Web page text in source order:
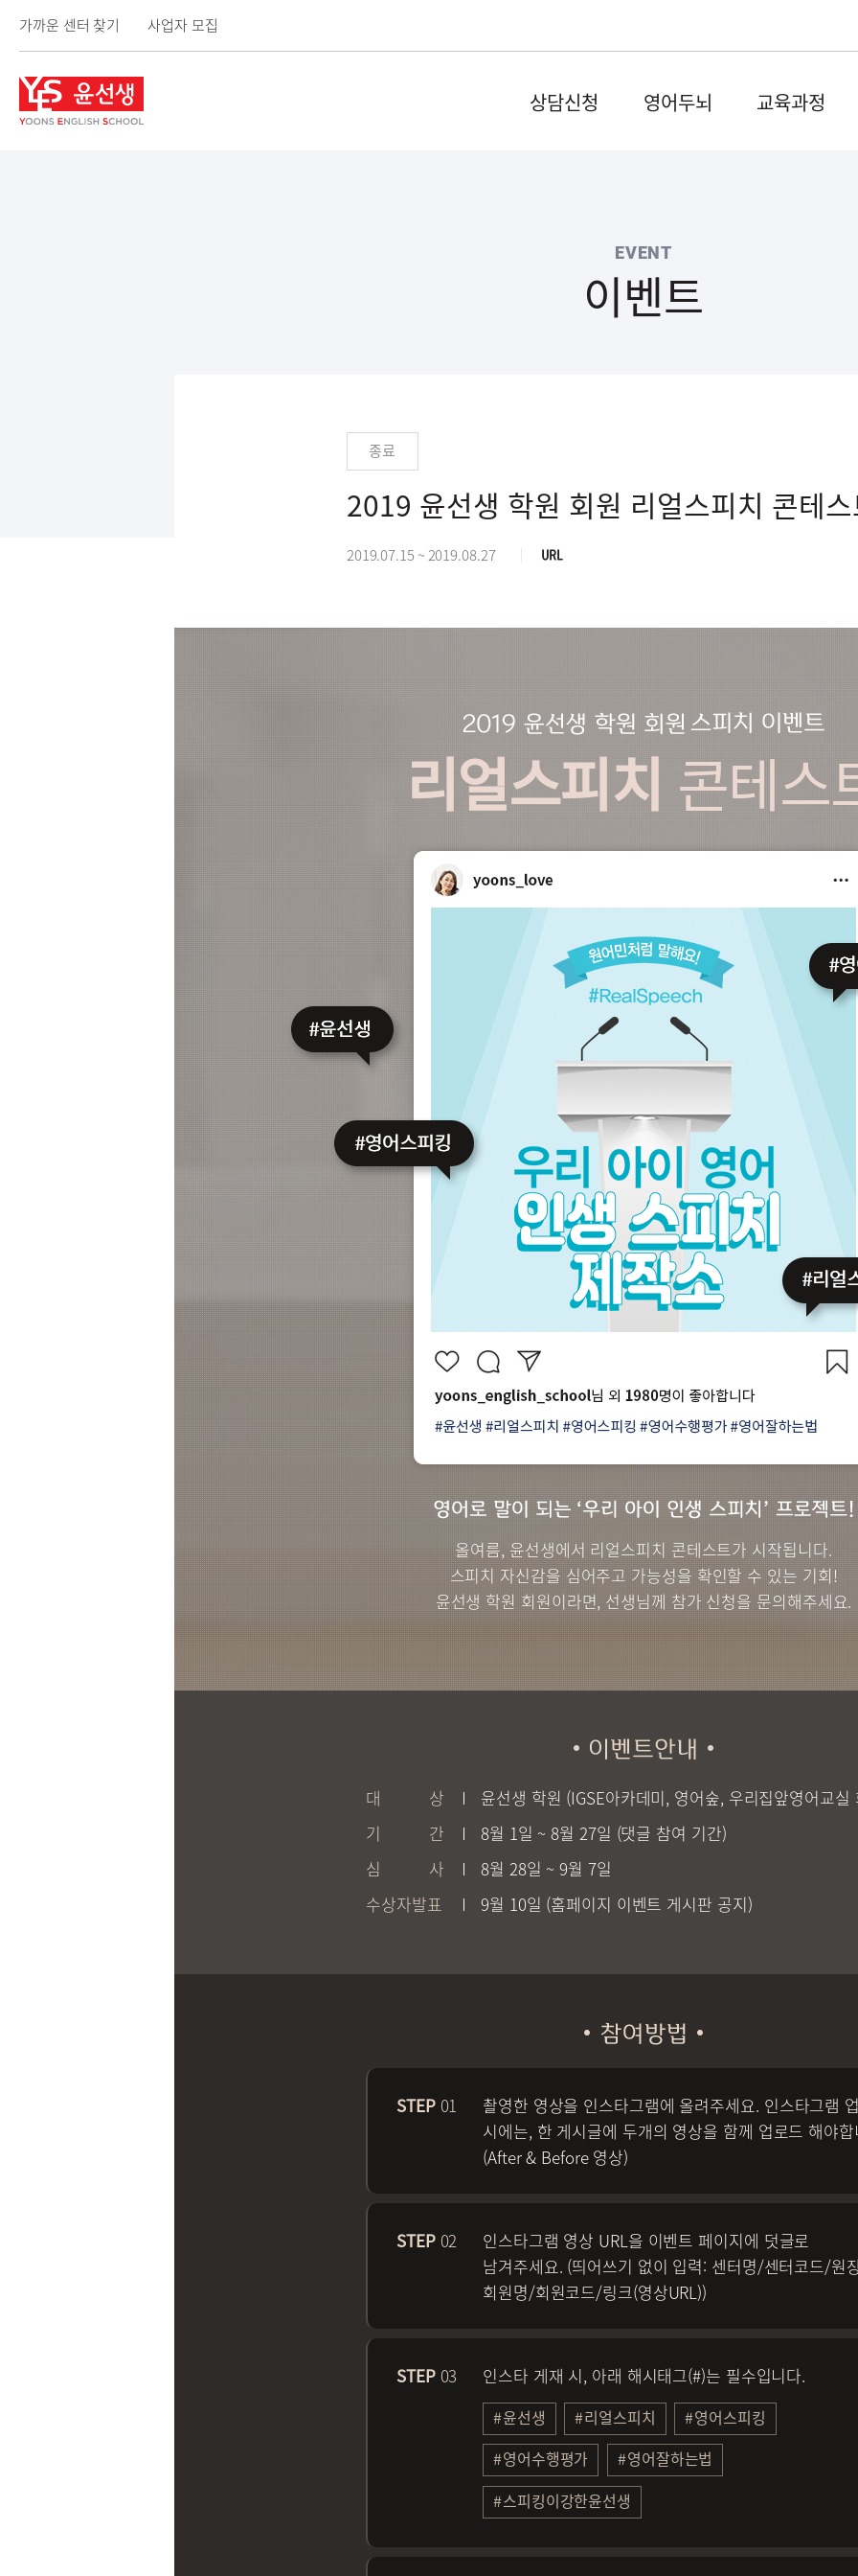
선
생 상담신청 영어두뇌 교육과정
가까운 센터 찾기 사업자 모집
EVENT
이벤트
종료
2019 윤선생 학원 회원 리얼스피치 콘테
2019.07.15 ~ 2019.08.27
리얼스피치 콘테스
올여름, 윤선생에서 리얼스피치 콘테스트가 시작됩니다.
스피치 자신감을 심어주고 가능성을 확인할 수 있는 기회!
윤선생 학원 회원이라면, 선생님께 참가 신청을 문의해주세요.
대 상
윤선생 학원 (IGSE아카데미, 영어숲, 우리집앞영어교실
기 간
8월 1일 ~ 8월 27일 (댓글 참여 기간)
심 사
8월 28일 ~ 9월 7일
수상자발표
9월 10일 (홈페이지 이벤트 게시판 공지)
01
촬영한 영상을 인스타그램에 올려주세요. 인스타그램
시에는, 한 게시글에 두개의 영상을 함께 업로드 해야
(After & Before 영상)
02
인스타그램 영상 URL을 이벤트 페이지에 덧글로
남겨주세요. (띄어쓰기 없이 입력: 센터명/센터코드/원
회원명/회원코드/링크(영상URL))
03 인스타 게재 시, 아래 해시태그(#)는 필수입니다.
윤선생 리얼스피치
영어스피킹
영어수행평가
영어잘하는법
스피킹이강한윤선생